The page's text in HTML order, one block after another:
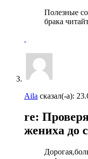
Полезные
брака
Aila сказал(-а):
re:
жениха до